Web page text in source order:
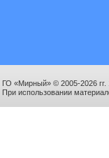
ГО «Мирный» © 2005-2026 гг.
При использовании